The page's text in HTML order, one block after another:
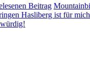
Hasliberg ist für mich